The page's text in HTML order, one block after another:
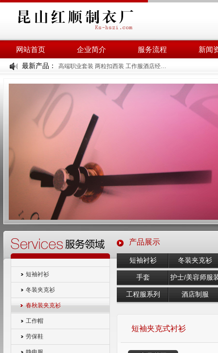
网站首页 企业简介 服务流程 新闻
最新产品： 高端职业套装 两粒扣西装 工作服酒店经理工装
短袖衬衫
冬装夹克衫
春秋装夹克衫
工作帽
劳保鞋
产品展示
短袖衬衫 冬装夹克衫
手套 护士/美容师服
工程服系列 酒店制服
短袖夹克式衬衫